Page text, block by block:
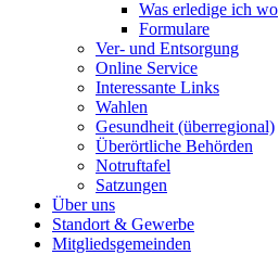
Was erledige ich wo
Formulare
Ver- und Entsorgung
Online Service
Interessante Links
Wahlen
Gesundheit (überregional)
Überörtliche Behörden
Notruftafel
Satzungen
Über uns
Standort & Gewerbe
Mitgliedsgemeinden